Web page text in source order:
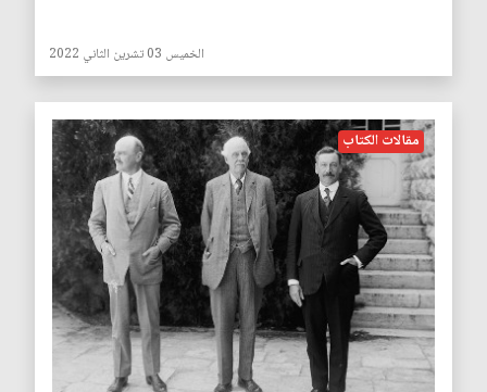
الخميس 03 تشرين الثاني 2022
مقالات الكتاب